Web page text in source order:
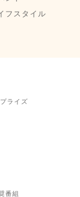
フスタイル
ライズ
番組